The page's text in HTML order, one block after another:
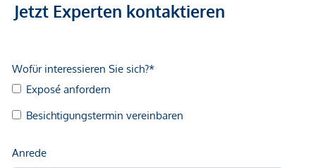
Jetzt Experten kontaktieren